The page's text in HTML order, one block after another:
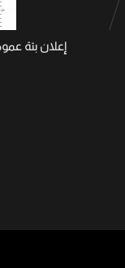
إعلان بتة